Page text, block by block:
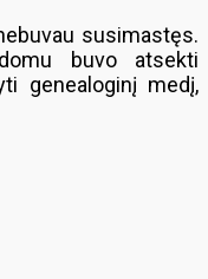
susimastęs.
buvo atsekti
genealoginį medį,